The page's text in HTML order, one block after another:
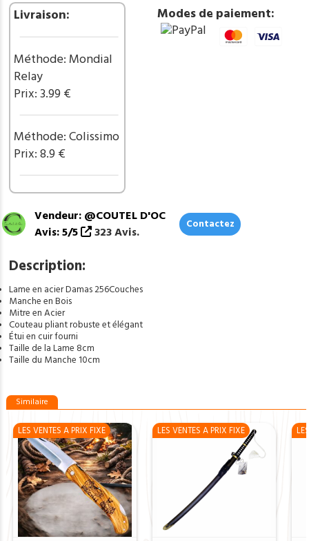
256Couches
Manche
en
Bois
ref
G314
Livraison:
Méthode: Mondial
Relay
Prix: 3.99 €
Méthode: Colissimo
Prix: 8.9 €
Modes de paiement:
Vendeur: @COUTEL D'OC
Avis: 5/5
323 Avis.
Contactez
Description:
Lame en acier Damas 256Couches
Manche en Bois
Mitre en Acier
Couteau pliant robuste et élégant
Étui en cuir fourni
Taille de la Lame 8cm
Taille du Manche 10cm
Similaire
LES VENTES A PRIX FIXE LES VENTES A PRIX FIXE